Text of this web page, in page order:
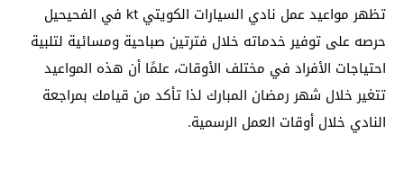
تظهر مواعيد عمل نادي السيارات الكويتي kt في الفحيحيل
حرصه على توفير خدماته خلال فترتين صباحية ومسائية لتلبية
احتياجات الأفراد في مختلف الأوقات، علمًا أن هذه المواعيد
تتغير خلال شهر رمضان المبارك لذا تأكد من قيامك بمراجعة
النادي خلال أوقات العمل الرسمية.